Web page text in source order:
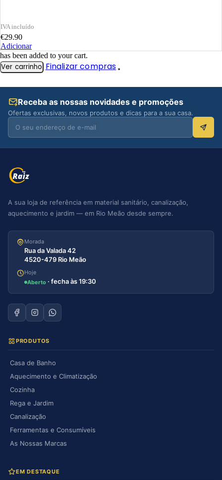
€29.90
Adicionar
has been added to your cart.
Ver carrinho Finalizar compras
Receba as nossas novidades e promoções
Ofertas exclusivas, novos produtos e dicas para a sua casa.
A sua loja de referência em material sanitário, canalização,
aquecimento e jardim — em Rio Meão desde sempre.
Morada
Rua da Valada 42
4520-479 Rio Meão
Hoje
Aberto · fecha às 19:30
PRODUTOS
Casa de Banho
Aquecimento e Climatização
Cozinha
Rega e Jardim
Canalização
Ferramentas e Consumíveis
As Nossas Marcas
EM DESTAQUE